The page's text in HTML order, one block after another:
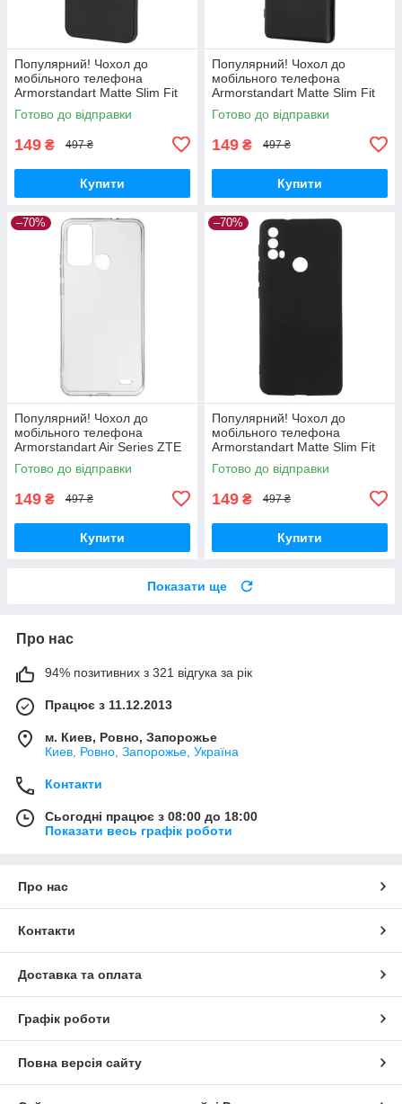
Популярний! Чохол до
мобільного телефона
Armorstandart Matte Slim Fit
Honor X8a Camera cover
Black (ARM69397) - Краща
Готово до відправки
149 ₴ 497 ₴
Купити
Популярний! Чохол до
мобільного телефона
Armorstandart Matte Slim Fit
Honor Magic5 Lite Camera
cover Black (ARM69395) -
Готово до відправки
149 ₴ 497 ₴
Купити
–70%
Популярний! Чохол до
мобільного телефона
Armorstandart Air Series ZTE
Blade A52 Transparent
(ARM63123) - Краща якість
Готово до відправки
149 ₴ 497 ₴
Купити
–70%
Популярний! Чохол до
мобільного телефона
Armorstandart Matte Slim Fit
Motorola E40 Camera cover
Black (ARM63050) - Краща
Готово до відправки
149 ₴ 497 ₴
Купити
Показати ще
Про нас
94% позитивних з 321 відгука за рік
Працює з 11.12.2013
м. Киев, Ровно, Запорожье
Киев, Ровно, Запорожье, Україна
Контакти
Сьогодні працює з 08:00 до 18:00
Показати весь графік роботи
Про нас
Контакти
Доставка та оплата
Графік роботи
Повна версія сайту